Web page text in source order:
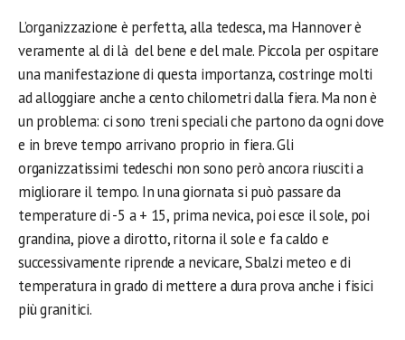
L’organizzazione è perfetta, alla tedesca, ma Hannover è
veramente al di là del bene e del male. Piccola per ospitare
una manifestazione di questa importanza, costringe molti
ad alloggiare anche a cento chilometri dalla fiera. Ma non è
un problema: ci sono treni speciali che partono da ogni dove
e in breve tempo arrivano proprio in fiera. Gli
organizzatissimi tedeschi non sono però ancora riusciti a
migliorare il tempo. In una giornata si può passare da
temperature di -5 a + 15, prima nevica, poi esce il sole, poi
grandina, piove a dirotto, ritorna il sole e fa caldo e
successivamente riprende a nevicare, Sbalzi meteo e di
temperatura in grado di mettere a dura prova anche i fisici
più granitici.